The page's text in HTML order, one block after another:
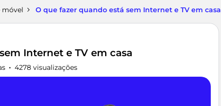
móvel O que fazer quando está sem Internet e TV em casa
Internet e TV em casa
4278 visualizações